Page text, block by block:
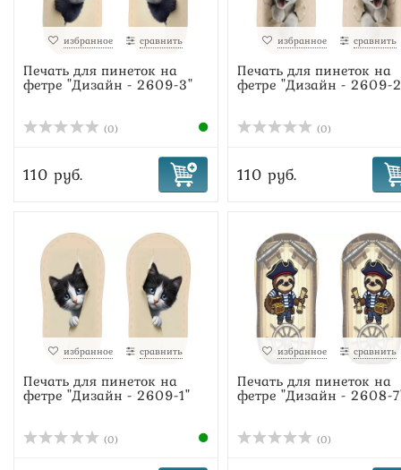
избранное сравнить
Печать для пинеток на
фетре "Дизайн - 2609-3"
(0)
110 руб.
избранное сравнить
Печать для пинеток на
фетре "Дизайн - 2609-
(0)
110 руб.
избранное сравнить
Печать для пинеток на
фетре "Дизайн - 2609-1"
(0)
избранное сравнить
Печать для пинеток на
фетре "Дизайн - 2608-
(0)